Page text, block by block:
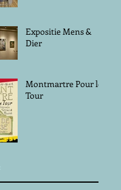
Expositie Mens &
Dier
Montmartre Pour le
Tour